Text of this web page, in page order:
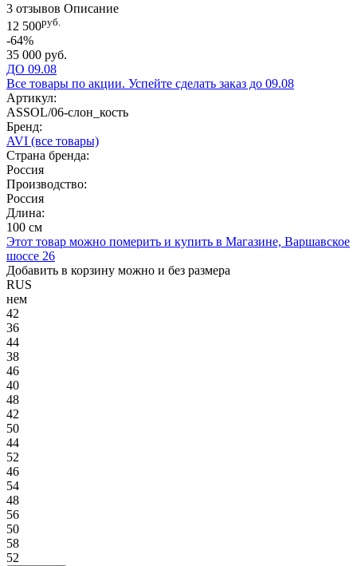
3 отзывов Описание
12 500руб.
-64%
35 000 руб.
ДО 09.08
Все товары по акции. Успейте сделать заказ до 09.08
Артикул:
ASSOL/06-слон_кость
Бренд:
AVI (все товары)
Страна бренда:
Россия
Производство:
Россия
Длина:
100 см
Этот товар можно померить и купить в Магазине, Варшавское
шоссе 26
Добавить в корзину можно и без размера
RUS
нем
42
36
44
38
46
40
48
42
50
44
52
46
54
48
56
50
58
52